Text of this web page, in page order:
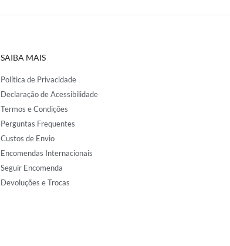
SAIBA MAIS
Política de Privacidade
Declaração de Acessibilidade
Termos e Condições
Perguntas Frequentes
Custos de Envio
Encomendas Internacionais
Seguir Encomenda
Devoluções e Trocas